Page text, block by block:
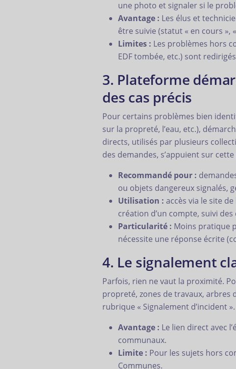
une photo et signaler si le
Avantage : Les élus et
être suivie (statut « en cours
Limites : Les problèmes hors
EDF tombée, etc.) sont
3. Plateforme
des cas précis
Pour certains problèmes bien
sur la propreté, l’eau, etc.),
directs, utilisés par plusieurs
des demandes, s’appuient sur
Recommandé pour :
ou objets dangereux signalés,
Utilisation : accès via le site
création d’un compte, suivi
Particularité : Moins pratique
nécessite une réponse écrite
4. Le signalement
Parfois, rien ne vaut la proximité.
propreté, zones de travaux, arbres
rubrique « Signalement d’incident ».
Avantage : Le lien direct avec
communaux.
Limite : Pour les sujets hors
Communes.